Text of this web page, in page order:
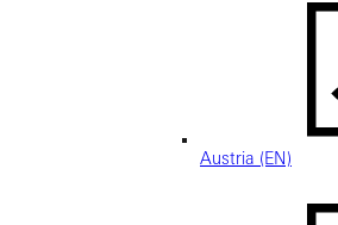
Austria (EN)